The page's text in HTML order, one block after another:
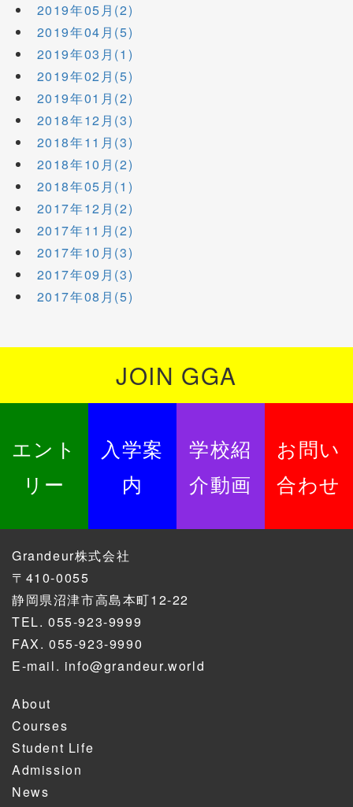
2019年05月(2)
2019年04月(5)
2019年03月(1)
2019年02月(5)
2019年01月(2)
2018年12月(3)
2018年11月(3)
2018年10月(2)
2018年05月(1)
2017年12月(2)
2017年11月(2)
2017年10月(3)
2017年09月(3)
2017年08月(5)
JOIN GGA
エント
リー
入学案
内
学校紹
介動画
お問い
合わせ
Grandeur株式会社
〒410-0055
静岡県沼津市高島本町12-22
TEL. 055-923-9999
FAX. 055-923-9990
E-mail. info@grandeur.world
About
Courses
Student Life
Admission
News